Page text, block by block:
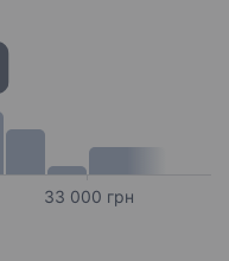
33 000 грн